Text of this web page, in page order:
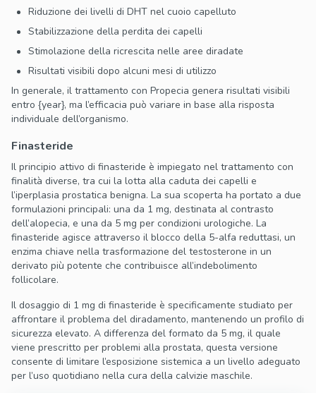
Riduzione dei livelli di DHT nel cuoio capelluto
Stabilizzazione della perdita dei capelli
Stimolazione della ricrescita nelle aree diradate
Risultati visibili dopo alcuni mesi di utilizzo
In generale, il trattamento con Propecia genera risultati visibili
entro {year}, ma l’efficacia può variare in base alla risposta
individuale dell’organismo.
Finasteride
Il principio attivo di finasteride è impiegato nel trattamento con
finalità diverse, tra cui la lotta alla caduta dei capelli e
l’iperplasia prostatica benigna. La sua scoperta ha portato a due
formulazioni principali: una da 1 mg, destinata al contrasto
dell’alopecia, e una da 5 mg per condizioni urologiche. La
finasteride agisce attraverso il blocco della 5-alfa reduttasi, un
enzima chiave nella trasformazione del testosterone in un
derivato più potente che contribuisce all’indebolimento
follicolare.
Il dosaggio di 1 mg di finasteride è specificamente studiato per
affrontare il problema del diradamento, mantenendo un profilo di
sicurezza elevato. A differenza del formato da 5 mg, il quale
viene prescritto per problemi alla prostata, questa versione
consente di limitare l’esposizione sistemica a un livello adeguato
per l’uso quotidiano nella cura della calvizie maschile.